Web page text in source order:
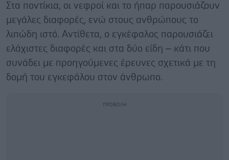
Στα ποντίκια, οι νεφροί και το ήπαρ παρουσιάζουν
μεγάλες διαφορές, ενώ στους ανθρώπους το
λιπώδη ιστό. Αντίθετα, ο εγκέφαλος παρουσιάζει
ελάχιστες διαφορές και στα δύο είδη – κάτι που
συνάδει με προηγούμενες έρευνες σχετικά με τη
δομή του εγκεφάλου στον άνθρωπο.